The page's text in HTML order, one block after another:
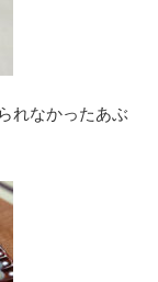
れなかったあぶ